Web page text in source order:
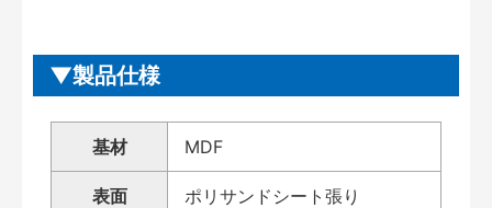
製品仕様
基材 MDF
表面 ポリサンドシート張り